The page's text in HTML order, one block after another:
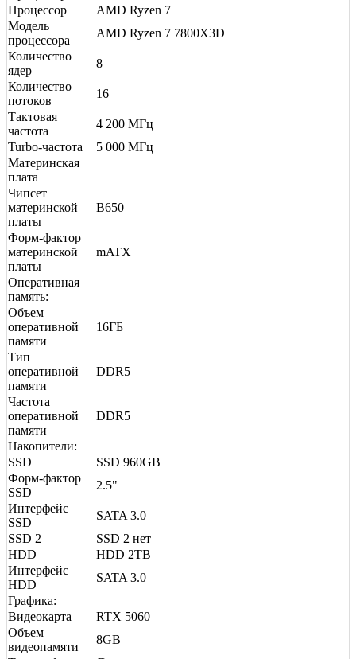
Процессор
AMD Ryzen 7
Модель
процессора
AMD Ryzen 7 7800X3D
Количество
ядер
8
Количество
потоков
16
Тактовая
частота
4 200 МГц
Turbo-частота
5 000 МГц
Материнская
плата
Чипсет
материнской
платы
B650
Форм-фактор
материнской
платы
mATX
Оперативная
память:
Объем
оперативной
памяти
16ГБ
Тип
оперативной
памяти
DDR5
Частота
оперативной
памяти
DDR5
Накопители:
SSD
SSD 960GB
Форм-фактор
SSD
2.5"
Интерфейс
SSD
SATA 3.0
SSD 2
SSD 2 нет
HDD
HDD 2TB
Интерфейс
HDD
SATA 3.0
Графика:
Видеокарта
RTX 5060
Объем
видеопамяти
8GB